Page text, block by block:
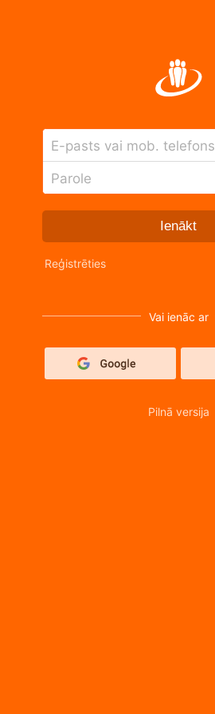
E-pasts vai mob. telefons
Parole
Ienākt
Reģistrēties
Vai ienāc ar
Pilnā versija